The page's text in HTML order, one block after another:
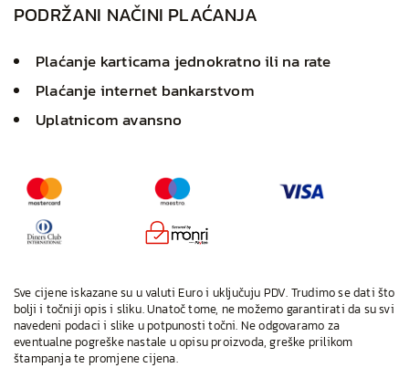
PODRŽANI NAČINI PLAĆANJA
Plaćanje karticama jednokratno ili na rate
Plaćanje internet bankarstvom
Uplatnicom avansno
Sve cijene iskazane su u valuti Euro i uključuju PDV. Trudimo se dati što
bolji i točniji opis i sliku. Unatoč tome, ne možemo garantirati da su svi
navedeni podaci i slike u potpunosti točni. Ne odgovaramo za
eventualne pogreške nastale u opisu proizvoda, greške prilikom
štampanja te promjene cijena.